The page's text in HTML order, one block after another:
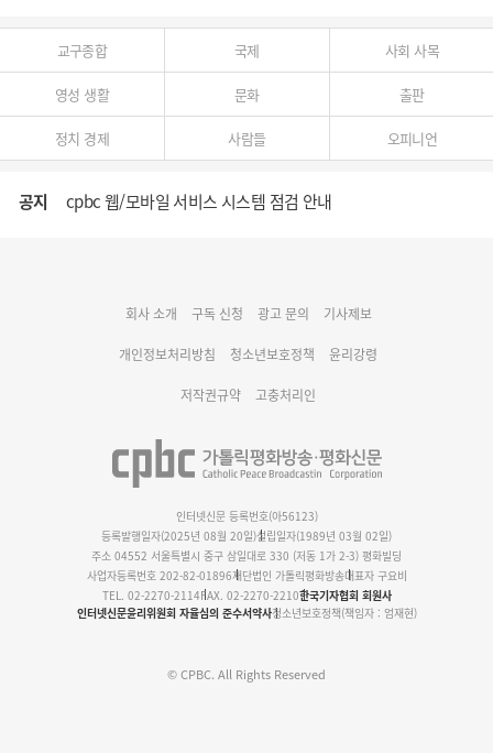
교구종합 국제 사회 사목
영성 생활 문화 출판
정치 경제 사람들 오피니언
공지 cpbc 웹/모바일 서비스 시스템 점검 안내
명동 미디어큐브 & 1898 미디어월 공모전 수상작 발표
회사 소개 구독 신청 광고 문의 기사제보
개인정보처리방침 청소년보호정책 윤리강령
저작권규약 고충처리인
인터넷신문 등록번호(아56123)
등록발행일자(2025년 08월 20일)설립일자(1989년 03월 02일)
주소 04552 서울특별시 중구 삼일대로 330 (저동 1가 2-3) 평화빌딩
사업자등록번호 202-82-01896재단법인 가톨릭평화방송대표자 구요비
TEL. 02-2270-2114FAX. 02-2270-2210한국기자협회 회원사
인터넷신문윤리위원회 자율심의 준수서약사청소년보호정책(책임자 : 엄재현)
© CPBC. All Rights Reserved